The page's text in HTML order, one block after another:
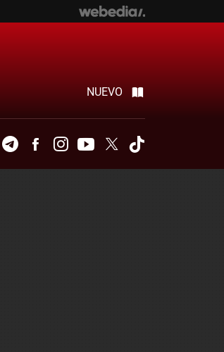
NUEVO
TelegramFacebookInstagramYoutubeTwitter